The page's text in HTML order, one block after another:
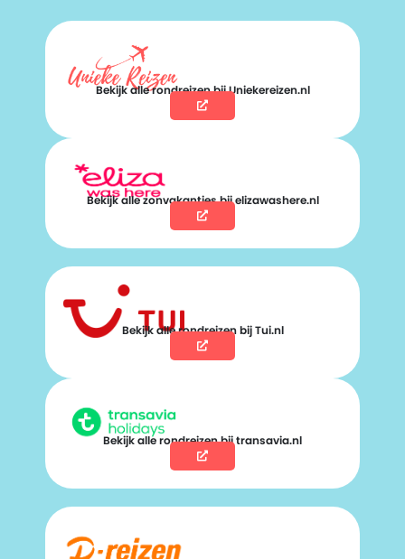
Bekijk alle rondreizen bij Uniekereizen.nl
Bekijk alle zonvakanties bij elizawashere.nl
Bekijk alle rondreizen bij Tui.nl
Bekijk alle rondreizen bij transavia.nl